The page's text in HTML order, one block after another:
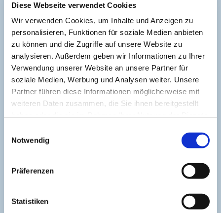
Diese Webseite verwendet Cookies
Wir verwenden Cookies, um Inhalte und Anzeigen zu
personalisieren, Funktionen für soziale Medien anbieten
zu können und die Zugriffe auf unsere Website zu
analysieren. Außerdem geben wir Informationen zu Ihrer
Verwendung unserer Website an unsere Partner für
soziale Medien, Werbung und Analysen weiter. Unsere
Partner führen diese Informationen möglicherweise mit
weiteren Daten zusammen, die Sie ihnen bereitgestellt
Notwendig
Präferenzen
Statistiken
weiterschwingt
Sören Flimm verbindet bei der BäderKultur große
Songs, kluge Gedanken und feinen Humor zu